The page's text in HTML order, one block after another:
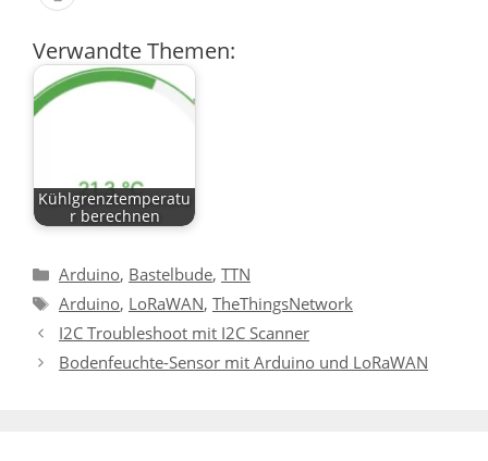
Verwandte Themen:
Kühlgrenztemperatu
r berechnen
Kategorien
Arduino, Bastelbude, TTN
Schlagwörter
Arduino, LoRaWAN, TheThingsNetwork
I2C Troubleshoot mit I2C Scanner
Bodenfeuchte-Sensor mit Arduino und LoRaWAN